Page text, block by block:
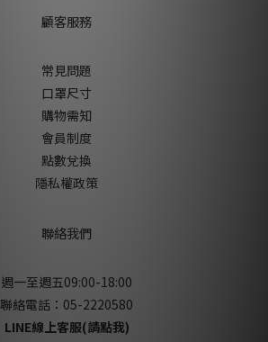
顧客服務
常見問題
口罩尺寸
購物需知
會員制度
點數兌換
隱私權政策
聯絡我們
週一至週五09:00-18:00
聯絡電話：05-2220580
LINE線上客服(請點我)